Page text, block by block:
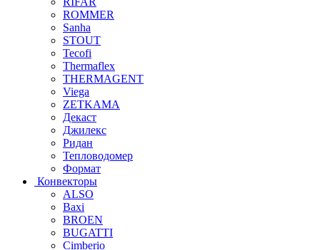
ROMMER
Sanha
STOUT
Tecofi
Thermaflex
THERMAGENT
Viega
ZETKAMA
Декаст
Джилекс
Ридан
Тепловодомер
Формат
Конвекторы
ALSO
Baxi
BROEN
BUGATTI
Cimberio